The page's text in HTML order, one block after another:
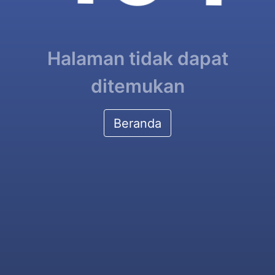
Halaman tidak dapat
ditemukan
Beranda